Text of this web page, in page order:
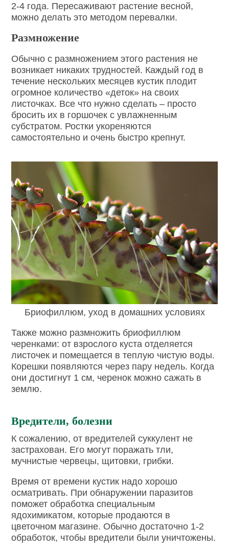
2-4 года. Пересаживают растение весной,
можно делать это методом перевалки.
Размножение
Обычно с размножением этого растения не
возникает никаких трудностей. Каждый год в
течение нескольких месяцев кустик плодит
огромное количество «деток» на своих
листочках. Все что нужно сделать – просто
бросить их в горшочек с увлажненным
субстратом. Ростки укореняются
самостоятельно и очень быстро крепнут.
Бриофиллюм, уход в домашних условиях
Также можно размножить бриофиллюм
черенками: от взрослого куста отделяется
листочек и помещается в теплую чистую воды.
Корешки появляются через пару недель. Когда
они достигнут 1 см, черенок можно сажать в
землю.
Вредители, болезни
К сожалению, от вредителей суккулент не
застрахован. Его могут поражать тли,
мучнистые червецы, щитовки, грибки.
Время от времени кустик надо хорошо
осматривать. При обнаружении паразитов
поможет обработка специальным
ядохимикатом, которые продаются в
цветочном магазине. Обычно достаточно 1-2
обработок, чтобы вредители были уничтожены.